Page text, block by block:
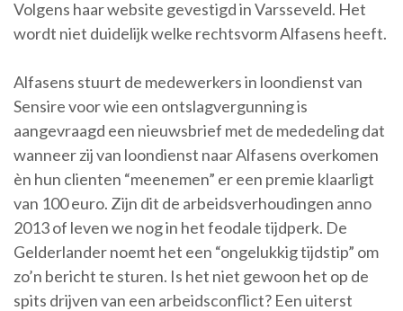
Volgens haar website gevestigd in Varsseveld. Het
wordt niet duidelijk welke rechtsvorm Alfasens heeft.
Alfasens stuurt de medewerkers in loondienst van
Sensire voor wie een ontslagvergunning is
aangevraagd een nieuwsbrief met de mededeling dat
wanneer zij van loondienst naar Alfasens overkomen
èn hun clienten “meenemen” er een premie klaarligt
van 100 euro. Zijn dit de arbeidsverhoudingen anno
2013 of leven we nog in het feodale tijdperk. De
Gelderlander noemt het een “ongelukkig tijdstip” om
zo’n bericht te sturen. Is het niet gewoon het op de
spits drijven van een arbeidsconflict? Een uiterst